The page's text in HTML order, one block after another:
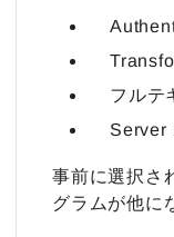
フルテ
Server
事前に選択さ
グラムが他に